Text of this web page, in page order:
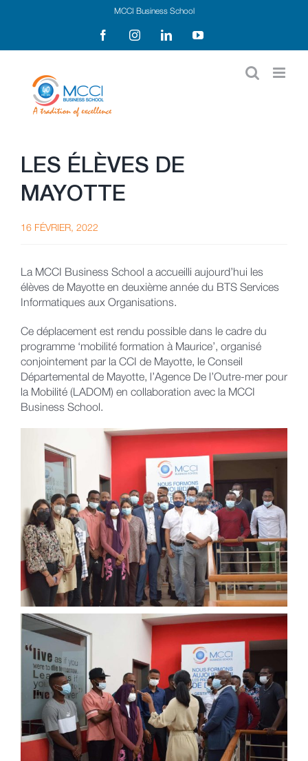
MCCI Business School
FacebookInstagramLinkedInYouTube
LES ÉLÈVES DE
MAYOTTE
16 FÉVRIER, 2022
La MCCI Business School a accueilli aujourd’hui les
élèves de Mayotte en deuxième année du BTS Services
Informatiques aux Organisations.
Ce déplacement est rendu possible dans le cadre du
programme ‘mobilité formation à Maurice’, organisé
conjointement par la CCI de Mayotte, le Conseil
Départemental de Mayotte, l’Agence De l’Outre-mer pour
la Mobilité (LADOM) en collaboration avec la MCCI
Business School.